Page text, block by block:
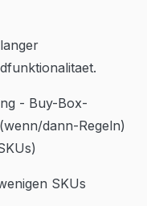
- Buy-Box-
dann-Regeln)
SKUs